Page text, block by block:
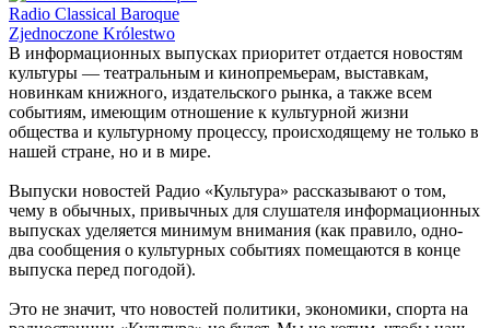
Radio Classical Baroque
Zjednoczone Królestwo
В информационных выпусках приоритет отдается новостям
культуры — театральным и кинопремьерам, выставкам,
новинкам книжного, издательского рынка, а также всем
событиям, имеющим отношение к культурной жизни
общества и культурному процессу, происходящему не только в
нашей стране, но и в мире.
Выпуски новостей Радио «Культура» рассказывают о том,
чему в обычных, привычных для слушателя информационных
выпусках уделяется минимум внимания (как правило, одно-
два сообщения о культурных событиях помещаются в конце
выпуска перед погодой).
Это не значит, что новостей политики, экономики, спорта на